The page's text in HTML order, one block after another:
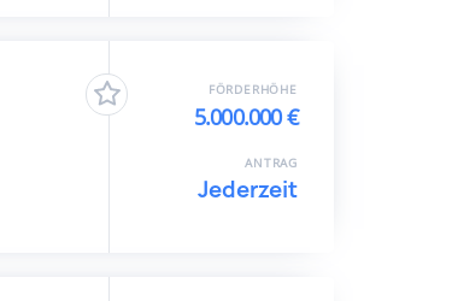
FÖRDERHÖHE
5.000.000 €
ANTRAG
Jederzeit